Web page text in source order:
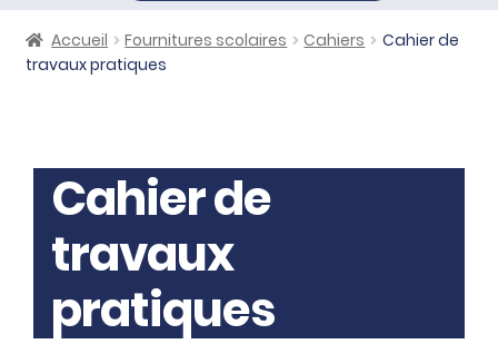
Accueil Fournitures scolaires Cahiers
Cahier de
travaux pratiques
Cahier de
travaux
pratiques